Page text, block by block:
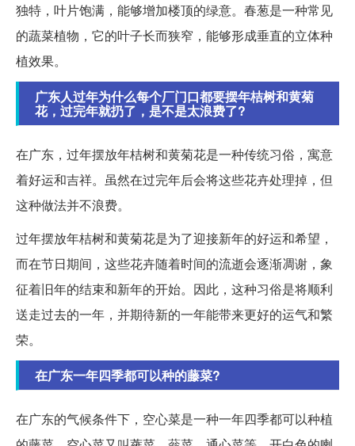
独特，叶片饱满，能够增加楼顶的绿意。春葱是一种常见
的蔬菜植物，它的叶子长而狭窄，能够形成垂直的立体种
植效果。
广东人过年为什么每个厂门口都要摆年桔树和黄菊
花，过完年就扔了，是不是太浪费了?
在广东，过年摆放年桔树和黄菊花是一种传统习俗，寓意
着好运和吉祥。虽然在过完年后会将这些花卉处理掉，但
这种做法并不浪费。
过年摆放年桔树和黄菊花是为了迎接新年的好运和希望，
而在节日期间，这些花卉随着时间的流逝会逐渐凋谢，象
征着旧年的结束和新年的开始。因此，这种习俗是将顺利
送走过去的一年，并期待新的一年能带来更好的运气和繁
荣。
在广东一年四季都可以种的藤菜?
在广东的气候条件下，空心菜是一种一年四季都可以种植